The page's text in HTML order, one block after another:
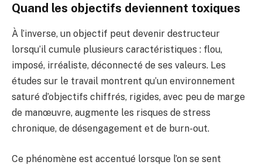
Quand les objectifs deviennent toxiques
À l’inverse, un objectif peut devenir destructeur
lorsqu’il cumule plusieurs caractéristiques : flou,
imposé, irréaliste, déconnecté de ses valeurs. Les
études sur le travail montrent qu’un environnement
saturé d’objectifs chiffrés, rigides, avec peu de marge
de manœuvre, augmente les risques de stress
chronique, de désengagement et de burn-out.
Ce phénomène est accentué lorsque l’on se sent